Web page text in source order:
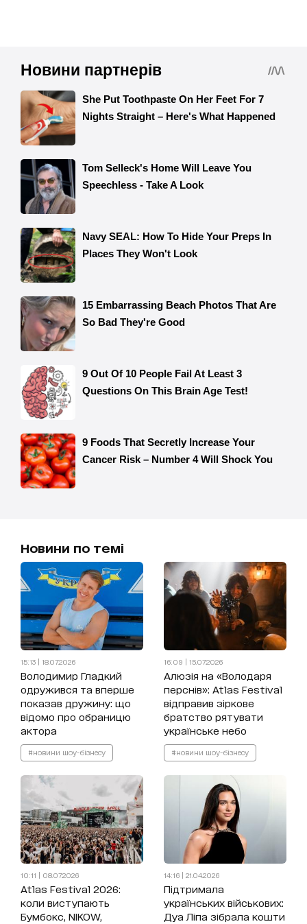
Новини по темі
15:13 | 18.07.2026
Володимир Гладкий
одружився та вперше
показав дружину: що
відомо про обраницю
актора
#новини шоу-бізнесу
16:09 | 15.07.2026
Алюзія на «Володаря
перснів»: Atlas Festival
відправив зіркове
братство рятувати
українське небо
#новини шоу-бізнесу
10:11 | 08.07.2026
Atlas Festival 2026:
коли виступають
Бумбокс, NIKOW,
14:16 | 21.04.2026
Підтримала
українських військових:
Дуа Ліпа зібрала кошти